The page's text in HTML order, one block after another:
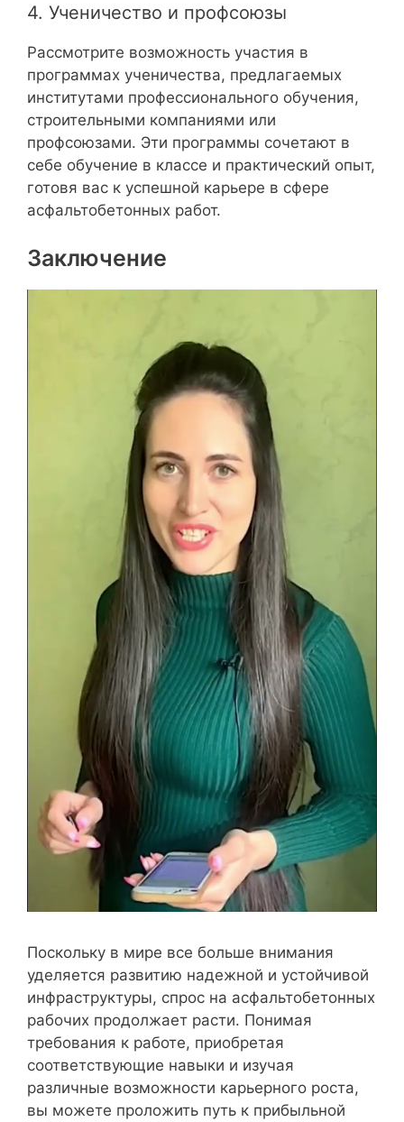
4. Ученичество и профсоюзы
Рассмотрите возможность участия в
программах ученичества, предлагаемых
институтами профессионального обучения,
строительными компаниями или
профсоюзами. Эти программы сочетают в
себе обучение в классе и практический опыт,
готовя вас к успешной карьере в сфере
асфальтобетонных работ.
Заключение
Поскольку в мире все больше внимания
уделяется развитию надежной и устойчивой
инфраструктуры, спрос на асфальтобетонных
рабочих продолжает расти. Понимая
требования к работе, приобретая
соответствующие навыки и изучая
различные возможности карьерного роста,
вы можете проложить путь к прибыльной